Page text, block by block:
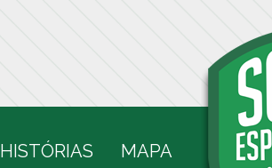
HISTÓRIAS MAPA